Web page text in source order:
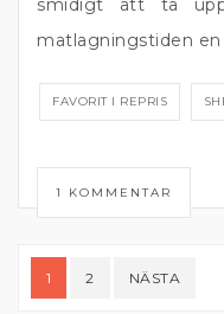
smidigt att ta
matlagningstiden en
FAVORIT I REPRIS
1 KOMMENTAR
Sidnumrering
för
1 2 NÄSTA